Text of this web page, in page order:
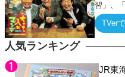
人気ランキング
JR東
習」、
るテー
ていく
TVer